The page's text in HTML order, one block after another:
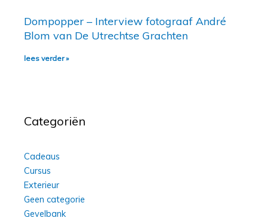
Dompopper – Interview fotograaf André
Blom van De Utrechtse Grachten
lees verder »
Categoriën
Cadeaus
Cursus
Exterieur
Geen categorie
Gevelbank